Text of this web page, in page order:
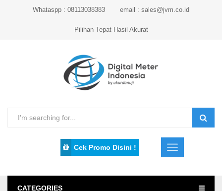
Whataspp : 08113038383 email : sales@jvm.co.id
Pilihan Tepat Hasil Akurat
Cek Promo Disini !
CATEGORIES